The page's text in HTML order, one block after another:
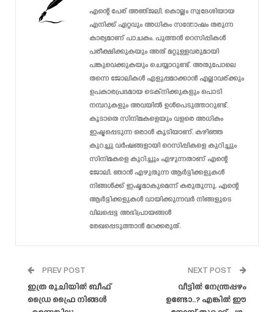
എന്റെ പേര് അഞ്ജലി. കൊല്ലം സ്വദേശിയായ
എനിക്ക് ഏറ്റവും അധികം സന്തോഷം തരുന്ന
കാര്യമാണ് പാചകം. പുത്തൻ റെസിപ്പികൾ
പരീക്ഷിക്കുകയും അത് മറ്റുള്ളവരുമായി
പങ്കുവെക്കുകയും ചെയ്യാറുണ്ട്. അതുപോലെ
തന്നെ ജോലികൾ എളുപ്പമാക്കാൻ എല്ലാവര്ക്കും
ഉപകാരപ്രദമായ ടെക്‌നിക്കുകളും പൊടി
നമ്പറുകളും അവയിൽ ഉൾപെടുത്താറുണ്ട്.
കൂടാതെ സിനിമകളെയും വളരെ അധികം
ഇഷ്ടപ്പെടുന്ന ഒരാൾ കൂടിയാണ്. കഴിഞ്ഞ
കുറച്ചു വർഷങ്ങളായി റെസിപ്പികളെ കുറിച്ചും
സിനിമകളെ കുറിച്ചും എഴുന്നതാണ് എന്റെ
ജോലി. ഞാൻ എഴുതുന്ന ആർട്ടിക്കളുകൾ
നിങ്ങൾക്ക് ഇഷ്ടമാകുമെന്ന് കരുതുന്നു. എന്റെ
ആർട്ടിക്കളുകൾ വായിക്കുന്നവർ നിങ്ങളുടെ
വിലപ്പെട്ട അഭിപ്രായങ്ങൾ
രേഖപ്പെടുത്താൻ മറക്കരുത്.
PREV POST
ഇത്ര രുചിയിൽ ബീഫ്
ഡ്രൈ ഫ്രൈ നിങ്ങൾ
NEXT POST
വീട്ടിൽ നേന്ത്രപ്പഴം
ഉണ്ടോ..? എങ്കിൽ ഈ